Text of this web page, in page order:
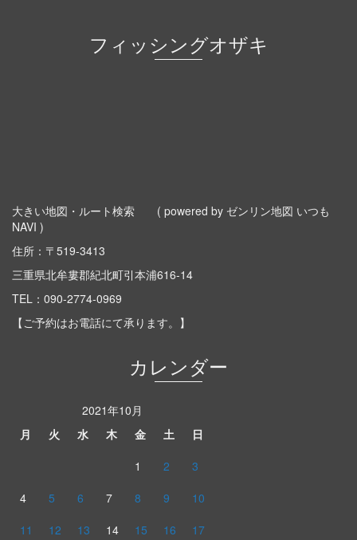
フィッシングオザキ
大きい地図・ルート検索
( powered by ゼンリン地図 いつも
NAVI )
住所：〒519-3413
三重県北牟婁郡紀北町引本浦616-14
TEL： 090-2774-0969
【ご予約はお電話にて承ります。】
カレンダー
2021年10月
月
火 水 木 金 土
日
1
2
3
4
5 6 7 8 9
10
11
12 13 14 15 16
17